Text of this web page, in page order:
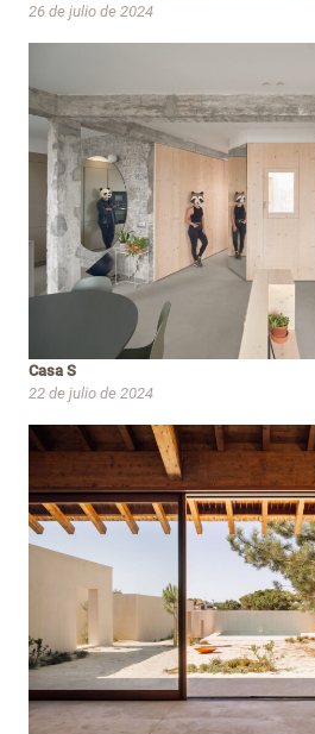
26 de julio de 2024
Casa S
22 de julio de 2024